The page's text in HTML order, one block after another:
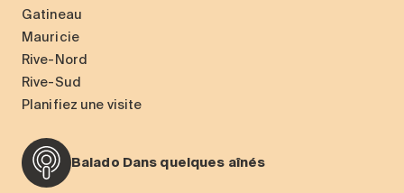
Gatineau
Mauricie
Rive-Nord
Rive-Sud
Planifiez une visite
Balado Dans quelques aînés